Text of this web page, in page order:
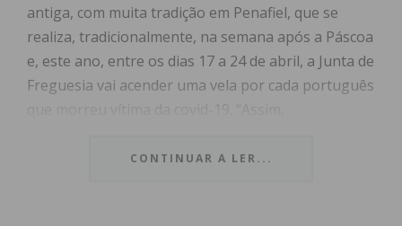
antiga, com muita tradição em Penafiel, que se
realiza, tradicionalmente, na semana após a Páscoa
e, este ano, entre os dias 17 a 24 de abril, a Junta de
Freguesia vai acender uma vela por cada português
mas também com fé e esperança, vão ser acesas
CONTINUAR A LER...